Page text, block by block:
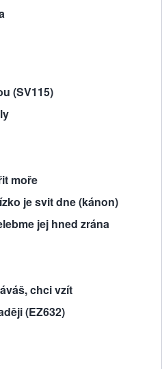
(SV115)
moře
je svit dne (kánon)
jej hned zrána
chci vzít
(EZ632)